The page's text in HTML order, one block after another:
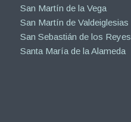
San Martín de la Vega
San Martín de Valdeiglesias
San Sebastián de los Reyes
Santa María de la Alameda